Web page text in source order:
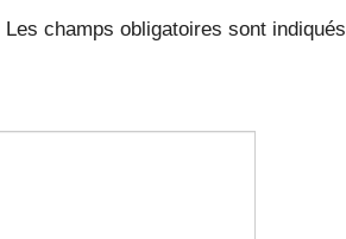
Les champs obligatoires sont indiqués